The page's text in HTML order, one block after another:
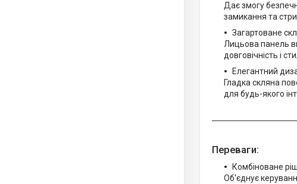
Дає змогу
замикання та
Загартоване
Лицьова панель
довговічність і
Елегантний
Гладка скляна
для будь-якого
Переваги:
Комбіноване
Об'єднує